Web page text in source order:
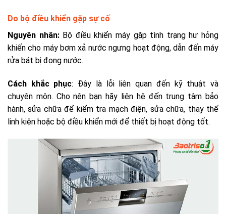
Do bộ điều khiển gặp sự cố
Nguyên nhân: Bộ điều khiển máy gặp tình trạng hư hỏng
khiến cho máy bơm xả nước ngưng hoạt động, dẫn đến máy
rửa bát bị đọng nước.
Cách khắc phục: Đây là lỗi liên quan đến kỹ thuật và
chuyên môn. Cho nên bạn hãy liên hệ đến trung tâm bảo
hành, sửa chữa để kiểm tra mạch điện, sửa chữa, thay thế
linh kiện hoặc bộ điều khiển mới để thiết bị hoạt động tốt.